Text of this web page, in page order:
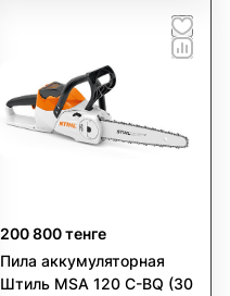
200 800 тенге
Пила аккумуляторная
Штиль MSA 120 C-BQ (30